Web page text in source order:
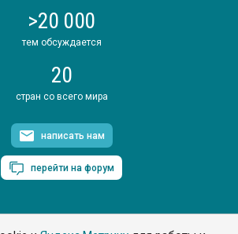
>20 000
тем обсуждается
20
стран со всего мира
написать нам
перейти на форум